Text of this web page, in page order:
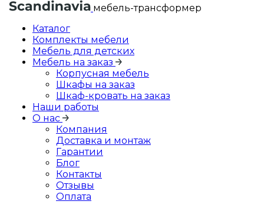
мебель-трансформер
Каталог
Комплекты мебели
Мебель для детских
Мебель на заказ
Корпусная мебель
Шкафы на заказ
Шкаф-кровать на заказ
Наши работы
О нас
Компания
Доставка и монтаж
Гарантии
Блог
Контакты
Отзывы
Оплата